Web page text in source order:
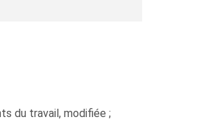
du travail, modifiée ;